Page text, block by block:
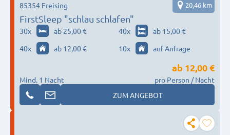
FirstSleep "schlau schlafen"
85354 Freising 20,46 km
30x ab 25,00 € 40x
ab 15,00 €
40x ab 12,00 € 10x auf Anfrage
Mind. 1 Nacht
ab 12,00 €
pro Person / Nacht
ZUM ANGEBOT